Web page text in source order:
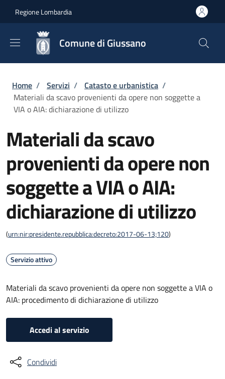
Regione Lombardia
Comune di Giussano
Briciole di pane
Home / Servizi / Catasto e urbanistica /
Materiali da scavo provenienti da opere non soggette a
VIA o AIA: dichiarazione di utilizzo
Materiali da scavo
provenienti da opere non
soggette a VIA o AIA:
dichiarazione di utilizzo
(urn:nir:presidente.repubblica:decreto:2017-06-13;120)
Servizio attivo
Materiali da scavo provenienti da opere non soggette a VIA o
AIA: procedimento di dichiarazione di utilizzo
Accedi al servizio
Condividi